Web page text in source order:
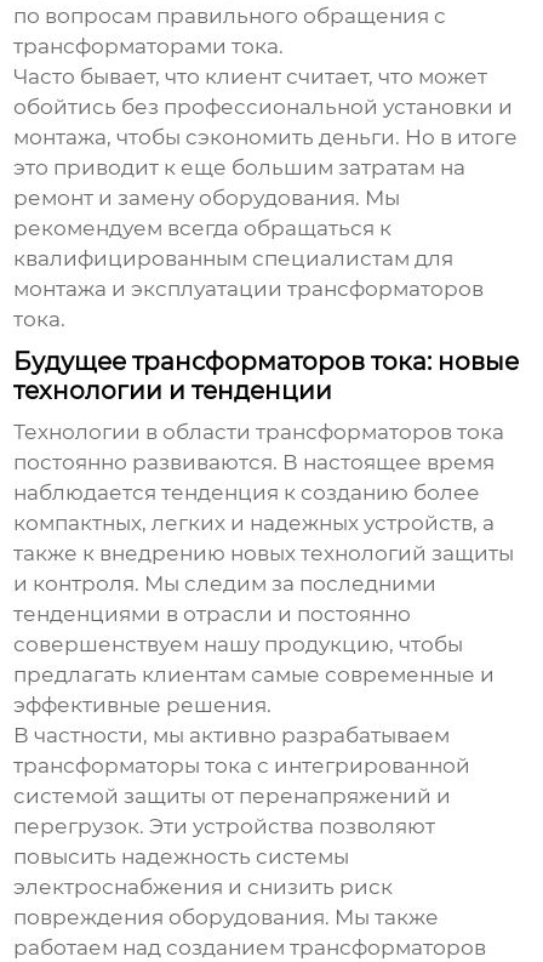
по вопросам правильного обращения с
трансформаторами тока.
Часто бывает, что клиент считает, что может
обойтись без профессиональной установки и
монтажа, чтобы сэкономить деньги. Но в итоге
это приводит к еще большим затратам на
ремонт и замену оборудования. Мы
рекомендуем всегда обращаться к
квалифицированным специалистам для
монтажа и эксплуатации трансформаторов
тока.
Будущее трансформаторов тока: новые
технологии и тенденции
Технологии в области трансформаторов тока
постоянно развиваются. В настоящее время
наблюдается тенденция к созданию более
компактных, легких и надежных устройств, а
также к внедрению новых технологий защиты
и контроля. Мы следим за последними
тенденциями в отрасли и постоянно
совершенствуем нашу продукцию, чтобы
предлагать клиентам самые современные и
эффективные решения.
В частности, мы активно разрабатываем
трансформаторы тока с интегрированной
системой защиты от перенапряжений и
перегрузок. Эти устройства позволяют
повысить надежность системы
электроснабжения и снизить риск
повреждения оборудования. Мы также
работаем над созданием трансформаторов